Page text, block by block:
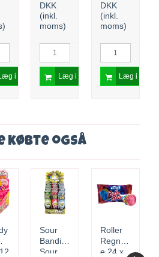
i kurv
DKK
(inkl.
moms)
Læg i kurv
DKK
(inkl.
moms)
Læg i kurv
købte også
Sour
Bandit
Sour
Roller
Regnbu
e 24 x